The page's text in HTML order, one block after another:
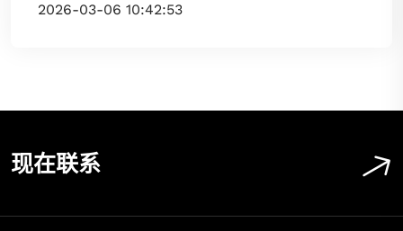
2026-03-06 10:42:53
现在联系